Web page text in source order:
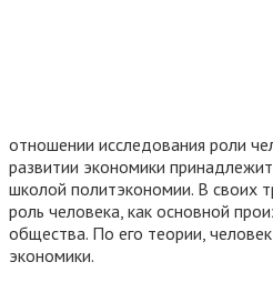
отношении исследования роли
развитии экономики
школой политэкономии. В своих
роль человека, как основной
общества. По его теории,
экономики.